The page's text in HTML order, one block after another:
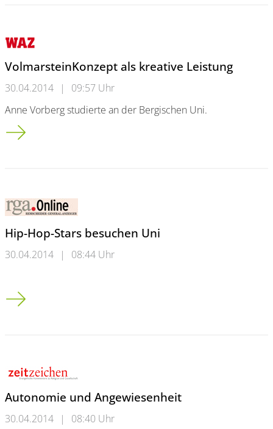
VolmarsteinKonzept als kreative Leistung
30.04.2014 |
09:57 Uhr
Anne Vorberg studierte an der Bergischen Uni.
Volmarstein<br />Konzept als kreative Leistung
Hip-Hop-Stars besuchen Uni
30.04.2014 | 08:44 Uhr
Hip-Hop-Stars besuchen Uni
Autonomie und Angewiesenheit
30.04.2014 |
08:40 Uhr